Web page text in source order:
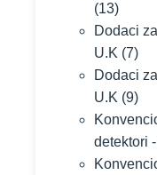
(13)
Dodaci
U.K (7)
Dodaci
U.K (9)
detektori